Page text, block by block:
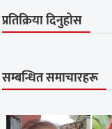
प्रतिक्रिया दिनुहोस
सम्बन्धित समाचारहरू